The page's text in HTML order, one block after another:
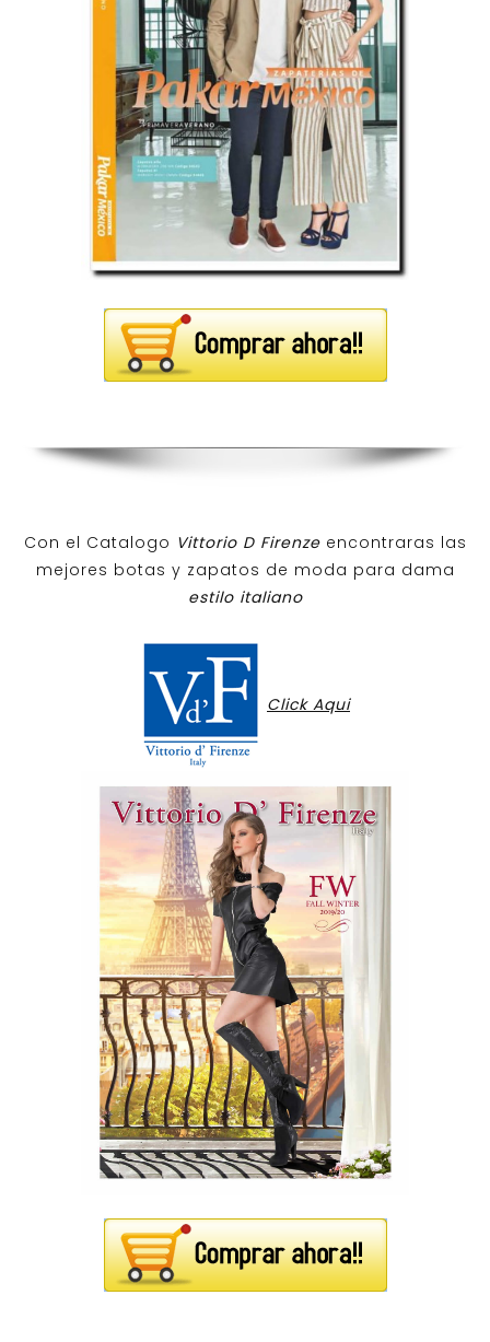
Con el Catalogo Vittorio D Firenzeencontraras las
mejores botas y zapatos de moda para dama
estilo italiano
Click Aqui